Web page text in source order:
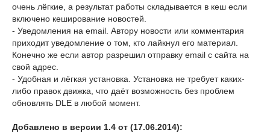
очень лёгкие, а результат работы складывается в кеш если
включено кеширование новостей.
- Уведомления на email. Автору новости или комментария
приходит уведомление о том, кто лайкнул его материал.
Конечно же если автор разрешил отправку email с сайта на
свой адрес.
- Удобная и лёгкая установка. Установка не требует каких-
либо правок движка, что даёт возможность без проблем
обновлять DLE в любой момент.
Добавлено в версии 1.4 от (17.06.2014):